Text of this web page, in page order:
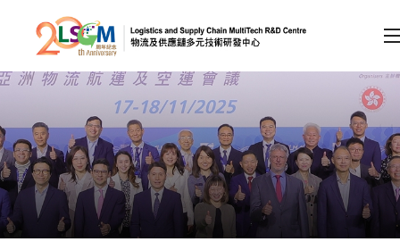
跳到内容（按回车键）
会员登录
A A EN 繁 简